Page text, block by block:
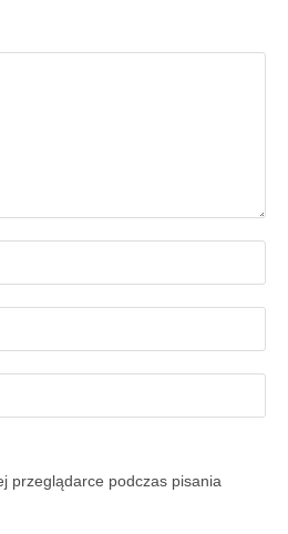
przeglądarce podczas pisania